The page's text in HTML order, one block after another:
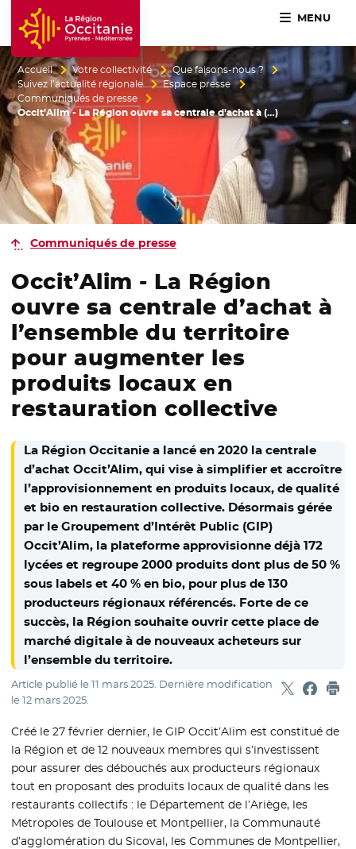
Accueil Région Occitanie / Pyrénées-Méditerranée
MENU
Accueil Votre collectivité
Que faisons-nous ?
Suivez l’actualité régionale
Espace presse
Communiqués de presse
Occit’Alim - La Région ouvre sa centrale d’achat à (…)
Communiqués de presse
Occit’Alim - La Région
ouvre sa centrale d’achat à
l’ensemble du territoire
pour augmenter les
produits locaux en
restauration collective
La Région Occitanie a lancé en 2020 la centrale
d’achat Occit’Alim, qui vise à simplifier et accroître
l’approvisionnement en produits locaux, de qualité
et bio en restauration collective. Désormais gérée
par le Groupement d’Intérêt Public (GIP)
Occit’Alim, la plateforme approvisionne déjà 172
lycées et regroupe 2000 produits dont plus de 50 %
sous labels et 40 % en bio, pour plus de 130
producteurs régionaux référencés. Forte de ce
succès, la Région souhaite ouvrir cette place de
marché digitale à de nouveaux acheteurs sur
l’ensemble du territoire.
Article publié le11 mars 2025. Dernière modification
le12 mars 2025. Partager
- Nouvelle
-
Créé le 27 février dernier, le GIP Occit’Alim est constitué de
la Région et de 12 nouveaux membres qui s’investissent
pour assurer des débouchés aux producteurs régionaux
tout en proposant des produits locaux de qualité dans les
restaurants collectifs : le Département de l’Ariège, les
Métropoles de Toulouse et Montpellier, la Communauté
d’agglomération du Sicoval, les Communes de Montpellier,